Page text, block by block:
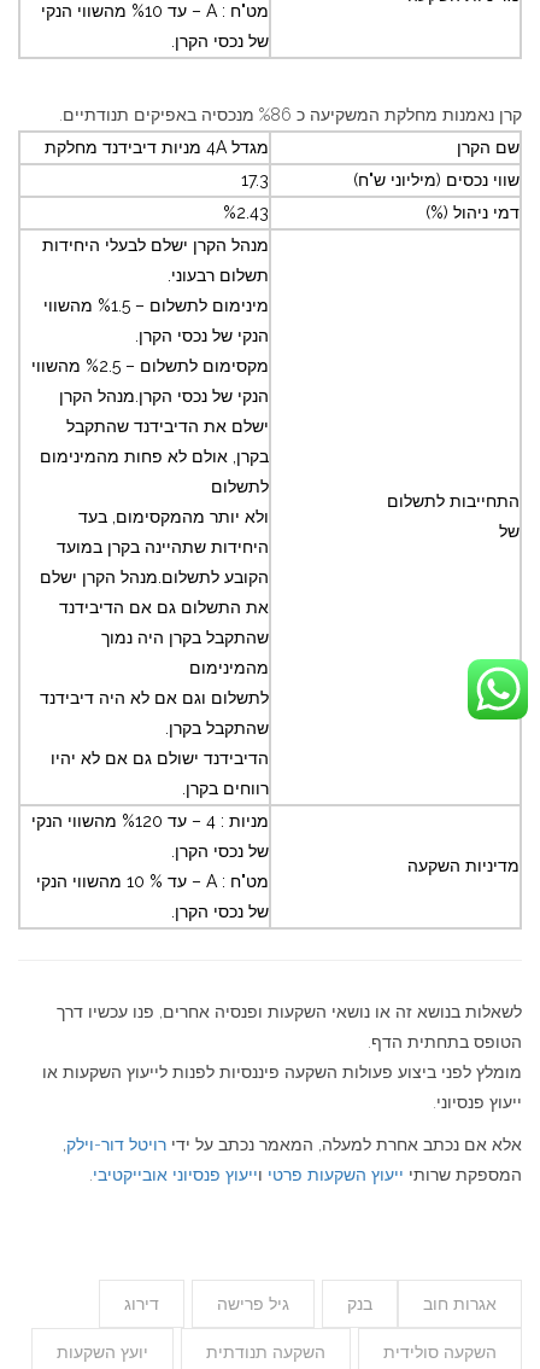
מט"ח : A – עד %10 מהשווי הנקי
של נכסי הקרן.
קרן נאמנות מחלקת המשקיעה כ %86 מנכסיה באפיקים תנודתיים.
שם הקרן
מגדל 4A מניות דיבידנד מחלקת
שווי נכסים (מיליוני ש"ח)
17.3
דמי ניהול (%)
%2.43
התחייבות לתשלום
של
מנהל הקרן ישלם לבעלי היחידות
תשלום רבעוני.
מינימום לתשלום – %1.5 מהשווי
הנקי של נכסי הקרן.
מקסימום לתשלום – %2.5 מהשווי
הנקי של נכסי הקרן.מנהל הקרן
ישלם את הדיבידנד שהתקבל
בקרן, אולם לא פחות מהמינימום
לתשלום
ולא יותר מהמקסימום, בעד
היחידות שתהיינה בקרן במועד
הקובע לתשלום.מנהל הקרן ישלם
את התשלום גם אם הדיבידנד
שהתקבל בקרן היה נמוך
מהמינימום
לתשלום וגם אם לא היה דיבידנד
שהתקבל בקרן.
הדיבידנד ישולם גם אם לא יהיו
רווחים בקרן.
מדיניות השקעה
מניות : 4 – עד %120 מהשווי הנקי
של נכסי הקרן.
מט"ח : A – עד % 10 מהשווי הנקי
של נכסי הקרן.
לשאלות בנושא זה או נושאי השקעות ופנסיה אחרים, פנו עכשיו דרך
הטופס בתחתית הדף.
מומלץ לפני ביצוע פעולות השקעה פיננסיות לפנות לייעוץ השקעות או
ייעוץ פנסיוני.
אלא אם נכתב אחרת למעלה, המאמר נכתב על ידי רויטל דור-וילק
המספקת שרותי ייעוץ השקעות פרטי וייעוץ פנסיוני אובייקטיבי
אגרות חוב בנק גיל פרישה דירוג
השקעה סולידית השקעה תנודתית יועץ השקעות